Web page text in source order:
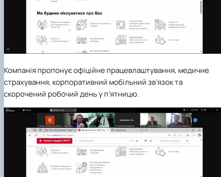
Компанія пропонує офіційне працевлаштування, медичне
страхування, корпоративний мобільний зв’язок та
скорочений робочий день у п’ятницю.